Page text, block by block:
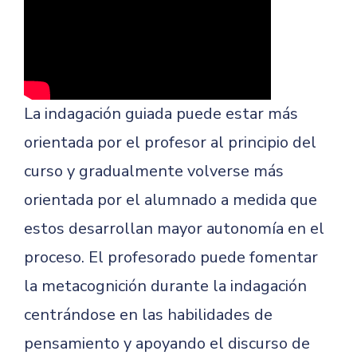
La indagación guiada puede estar más
orientada por el profesor al principio del
curso y gradualmente volverse más
orientada por el alumnado a medida que
estos desarrollan mayor autonomía en el
proceso. El profesorado puede fomentar
la metacognición durante la indagación
centrándose en las habilidades de
pensamiento y apoyando el discurso de